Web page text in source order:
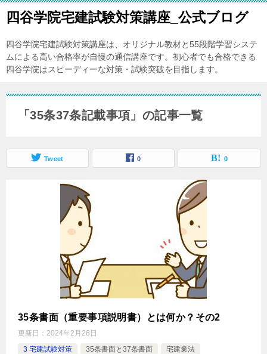
四谷学院宅建試験対策講座_公式ブログ
四谷学院宅建試験対策講座は、オリジナル教材と55段階学習システ
ムによる高い合格率が自慢の通信講座です。初心者でも合格できる
四谷学院はスピーディーな対策・試験突破を目指します。
「35条37条記載事項」の記事一覧
Tweet 0 0
35条書面（重要事項説明書）とは何か？その2
更新日： 2024年2月28日
3 宅建試験対策
35条書面と37条書面 宅建業法